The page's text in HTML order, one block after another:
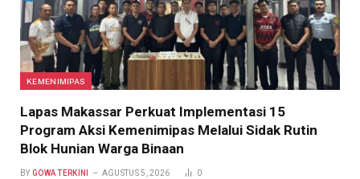
KEMENIMIPAS
Lapas Makassar Perkuat Implementasi 15
Program Aksi Kemenimipas Melalui Sidak Rutin
Blok Hunian Warga Binaan
BY GOWA TERKINI AGUSTUS 5, 2026 0